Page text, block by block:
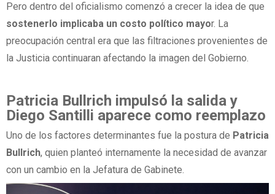
Pero dentro del oficialismo comenzó a crecer la idea de que
sostenerlo implicaba un costo político mayor. La
preocupación central era que las filtraciones provenientes de
la Justicia continuaran afectando la imagen del Gobierno.
Patricia Bullrich impulsó la salida y
Diego Santilli aparece como reemplazo
Uno de los factores determinantes fue la postura de Patricia
Bullrich, quien planteó internamente la necesidad de avanzar
con un cambio en la Jefatura de Gabinete.